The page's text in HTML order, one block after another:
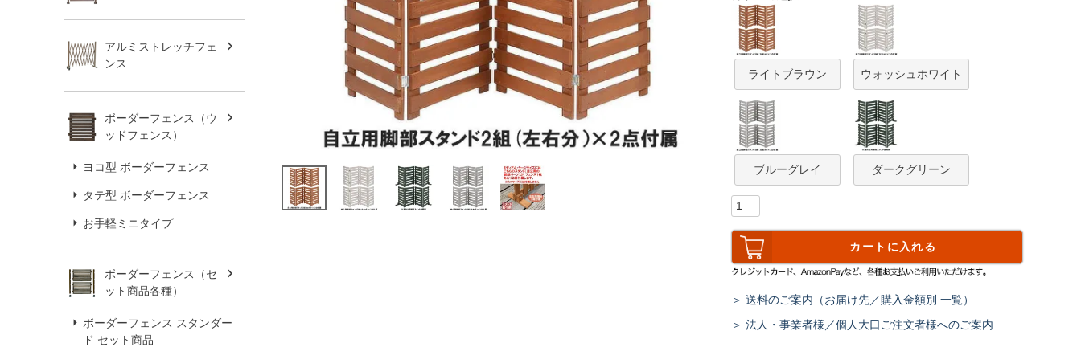
アルミストレッチフェ
ンス
ボーダーフェンス（ウ
ッドフェンス）
ヨコ型 ボーダーフェンス
タテ型 ボーダーフェンス
お手軽ミニタイプ
ボーダーフェンス（セ
ット商品各種）
ボーダーフェンス スタンダー
ド セット商品
ライトブラウン ウォッシュホワイト
ブルーグレイ ダークグリーン
カートに入れる
＞ 送料のご案内（お届け先／購入金額別 一覧）
＞ 法人・事業者様／個人大口ご注文者様へのご案内